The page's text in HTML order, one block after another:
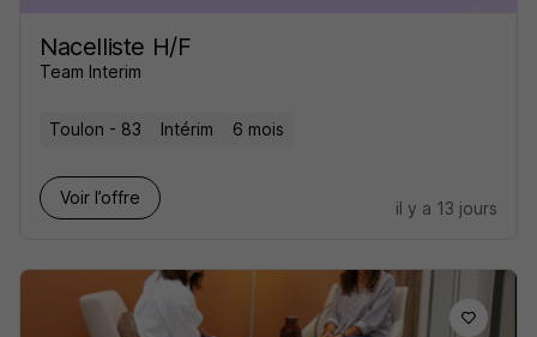
Nacelliste H/F
Team Interim
Toulon - 83 Intérim 6 mois
Voir l’offre
il y a 13 jours